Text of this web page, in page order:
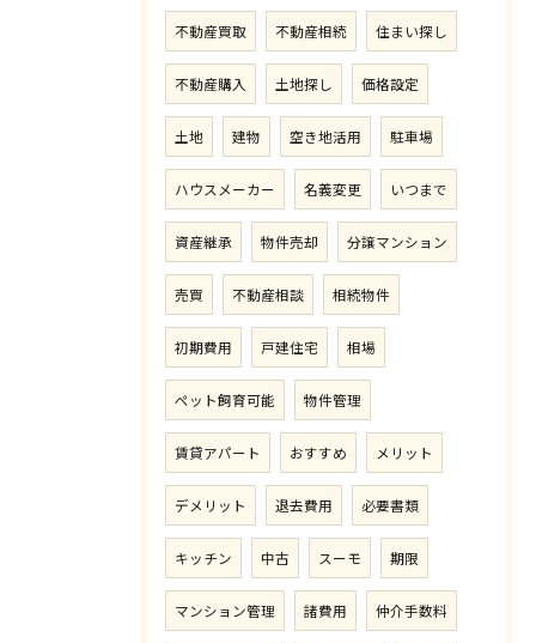
不動産買取 不動産相続 住まい探し
不動産購入 土地探し 価格設定
土地 建物 空き地活用 駐車場
ハウスメーカー 名義変更 いつまで
資産継承 物件売却 分譲マンション
売買 不動産相談 相続物件
初期費用 戸建住宅 相場
ペット飼育可能 物件管理
賃貸アパート おすすめ メリット
デメリット 退去費用 必要書類
キッチン 中古 スーモ 期限
マンション管理 諸費用 仲介手数料